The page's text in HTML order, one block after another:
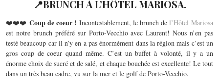
📍BRUNCH À L’HÔTEL MARIOSA.
❤️❤️❤️ Coup de coeur ! Incontestablement, le brunch de l’Hôtel Mariosa
est notre brunch préféré sur Porto-Vecchio avec Laurent! Nous n’en pas
testé beaucoup car il n’y en a pas énormément dans la région mais c’est un
gros coup de coeur quand même. C’est un buffet à volonté, il y a un
énorme choix de sucré et de salé, et chaque bouchée est excellente! Le tout
dans un très beau cadre, vu sur la mer et le golf de Porto-Vecchio.